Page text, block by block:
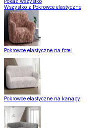
Wszystko z Pokrowce elastyczne
Pokrowce elastyczne na fotel
Pokrowce elastyczne na kanapy